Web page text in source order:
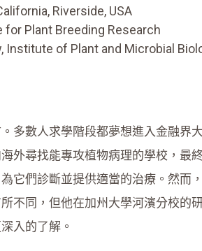
Riverside, USA
Plant Breeding Research
of Plant and Microbial
多數人求學階段都夢想進入金融
外尋找能專攻植物病理的學校，
它們診斷並提供適當的治療。然
不同，但他在加州大學河濱分校
入的了解。